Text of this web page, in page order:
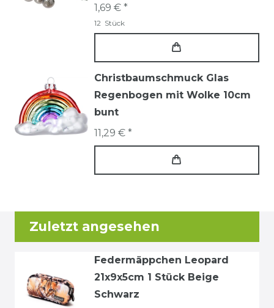
1,69 € *
12 Stück
Christbaumschmuck Glas
Regenbogen mit Wolke 10cm
bunt
11,29 € *
Zuletzt angesehen
Federmäppchen Leopard
21x9x5cm 1 Stück Beige
Schwarz